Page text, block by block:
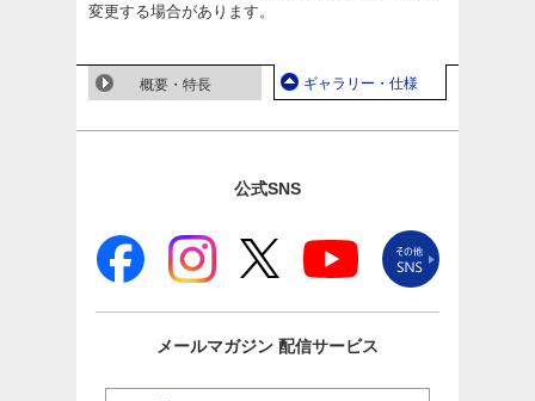
変更する場合があります。
概要・特長 ギャラリー・仕様
公式SNS
メールマガジン 配信サービス